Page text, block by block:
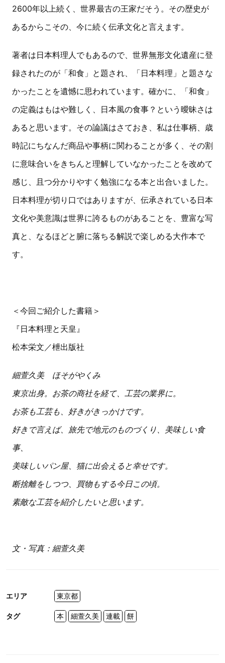
2600年以上続く、世界最古の王家だそう。その歴史が
あるからこその、今に続く伝承文化と言えます。
著者は日本料理人でもあるので、世界無形文化遺産に登
録されたのが「和食」と題され、「日本料理」と題さな
かったことを遺憾に思われています。確かに、「和食」
の定義はもはや難しく、日本風の食事？という曖昧さは
あると思います。その論議はさておき、私は仕事柄、歳
時記にちなんだ商品や事柄に関わることが多く、その割
に意味合いをきちんと理解していなかったことを改めて
感じ、且つ分かりやすく勉強になる本と出合いました。
日本料理が切り口ではありますが、伝承されている日本
文化や美意識は世界に誇るものがあることを、豊富な写
真と、なるほどと腑に落ちる解説で楽しめる大作本で
す。
＜今回ご紹介した書籍＞
『日本料理と天皇』
松本栄文／枻出版社
細萱久美 ほそがやくみ
東京出身。お茶の商社を経て、工芸の業界に。
お茶も工芸も、好きがきっかけです。
好きで言えば、旅先で地元のものづくり、美味しい食
事、
美味しいパン屋、猫に出会えると幸せです。
断捨離をしつつ、買物もする今日この頃。
素敵な工芸を紹介したいと思います。
文・写真：細萱久美
エリア 東京都
タグ 本 細萱久美 連載 餅